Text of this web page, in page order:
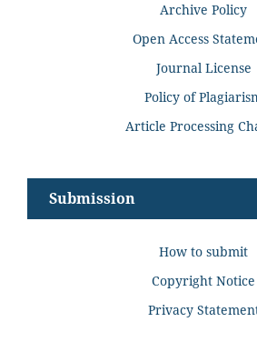
Archive Policy
Open Access
Journal License
Policy of
Article Processing
Submission
How to submit
Copyright Notice
Privacy